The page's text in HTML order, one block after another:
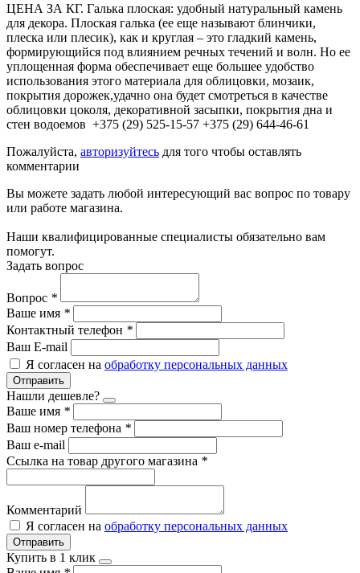
ЦЕНА ЗА КГ. Галька плоская: удобный натуральный камень
для декора. Плоская галька (ее еще называют блинчики,
плеска или плесик), как и круглая – это гладкий камень,
формирующийся под влиянием речных течений и волн. Но ее
уплощенная форма обеспечивает еще большее удобство
использования этого материала для облицовки, мозаик,
покрытия дорожек,удачно она будет смотреться в качестве
облицовки цоколя, декоративной засыпки, покрытия дна и
стен водоемов +375 (29) 525-15-57 +375 (29) 644-46-61
Пожалуйста, авторизуйтесь для того чтобы оставлять
комментарии
Вы можете задать любой интересующий вас вопрос по товару
или работе магазина.
Наши квалифицированные специалисты обязательно вам
помогут.
Задать вопрос
Вопрос *
Ваше имя *
Контактный телефон *
Ваш E-mail
Я согласен на обработку персональных данных
Отправить
Нашли дешевле?
Ваше имя *
Ваш номер телефона *
Ваш e-mail
Ссылка на товар другого магазина *
Комментарий
Я согласен на обработку персональных данных
Отправить
Купить в 1 клик